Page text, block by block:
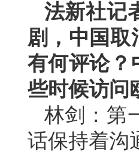
法新社记
剧，中国取
有何评论？
些时候访问
林剑：第
话保持着沟